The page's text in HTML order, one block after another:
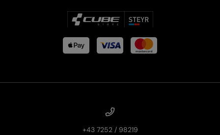
E-BIKE FULLY
E-BIKE HARDTAIL
PRODUKTRÜCKRUFE
+43 7252 / 98219